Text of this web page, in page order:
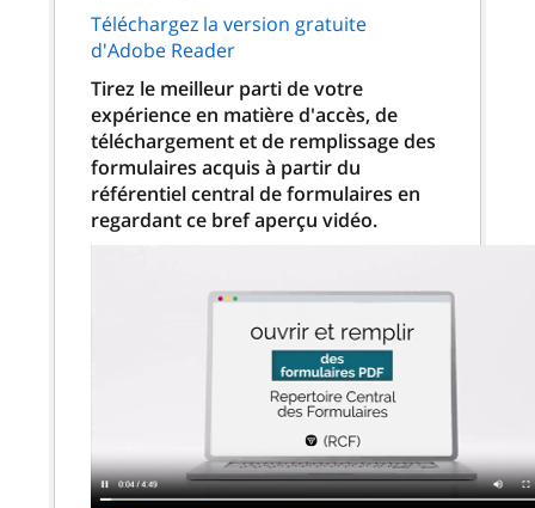
Téléchargez la version gratuite
d'Adobe Reader
Tirez le meilleur parti de votre
expérience en matière d'accès, de
téléchargement et de remplissage des
formulaires acquis à partir du
référentiel central de formulaires en
regardant ce bref aperçu vidéo.